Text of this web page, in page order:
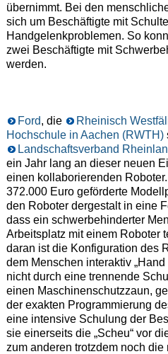
übernimmt. Bei den
sich um Beschäftigte mit
Handgelenkproblemen. So
zwei Beschäftigte mit
werden.
Ford, die
Rheinisch
Hochschule in Aachen (RWTH)
Landschaftsverband
ein Jahr lang an dieser neuen
einen kollaborierenden
372.000 Euro geförderte
den Roboter dergestalt in eine
dass ein schwerbehinderter
Arbeitsplatz mit einem Roboter
daran ist die Konfiguration des
dem Menschen interaktiv
nicht durch eine trennende
einen Maschinenschutzzaun,
der exakten Programmierung
eine intensive Schulung der
sie einerseits die „Scheu“ vor
zum anderen trotzdem noch